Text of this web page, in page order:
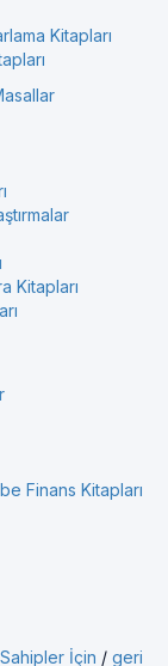
Kitapları
Kitapları
Finans Kitapları
Sahipler İçin / geri